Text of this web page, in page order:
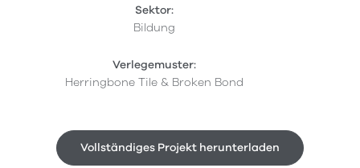
Sektor:
Bildung
Verlegemuster:
Herringbone Tile & Broken Bond
Vollständiges Projekt herunterladen